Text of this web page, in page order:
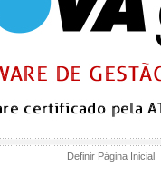
Definir Página Inicial